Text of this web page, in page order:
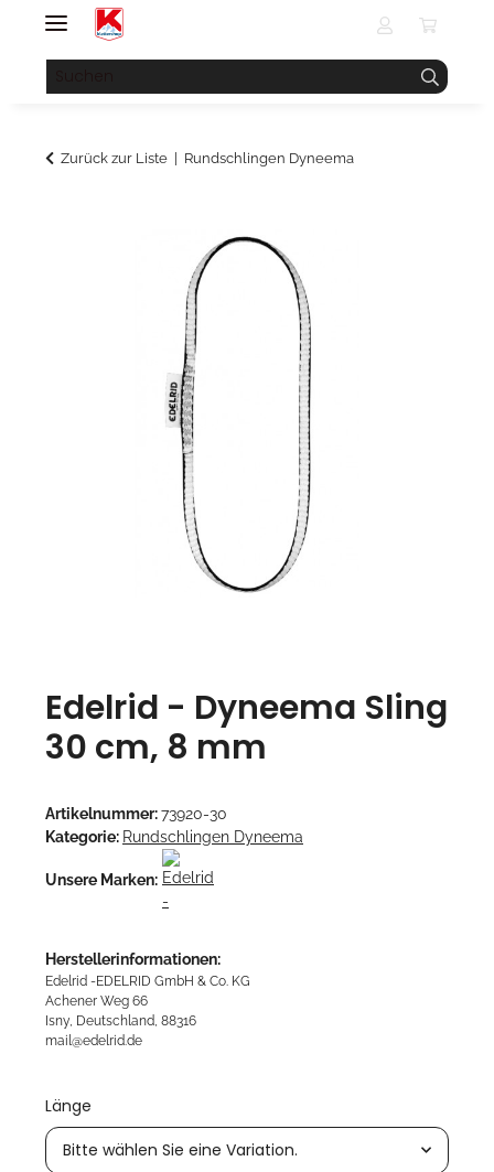
Zurück zur Liste Rundschlingen Dyneema
Edelrid - Dyneema Sling
30 cm, 8 mm
Artikelnummer:73920-30
Kategorie: Rundschlingen Dyneema
Unsere Marken:
Herstellerinformationen:
Edelrid -EDELRID GmbH & Co. KG
Achener Weg 66
Isny, Deutschland, 88316
mail@edelrid.de
Länge
Bitte wählen Sie eine Variation.